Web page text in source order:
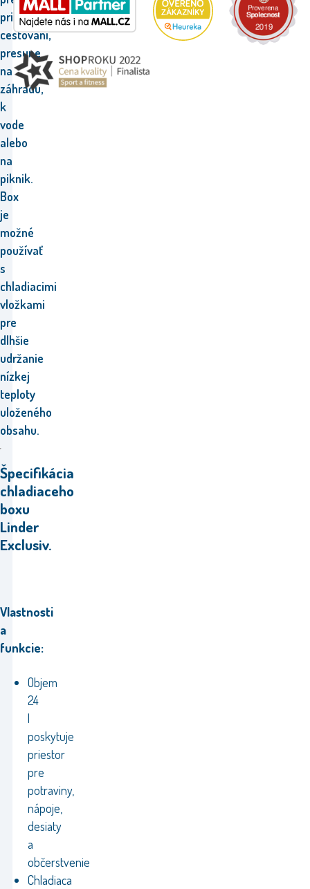
pri
cestovaní,
presune
na
záhradu,
k
vode
alebo
na
piknik.
Box
je
možné
používať
s
chladiacimi
vložkami
pre
dlhšie
udržanie
nízkej
teploty
uloženého
obsahu.
Špecifikácia
chladiaceho
boxu
Linder
Exclusiv.
Vlastnosti
a
funkcie:
Objem
24
l
poskytuje
priestor
pre
potraviny,
nápoje,
desiaty
a
občerstvenie
Chladiaca